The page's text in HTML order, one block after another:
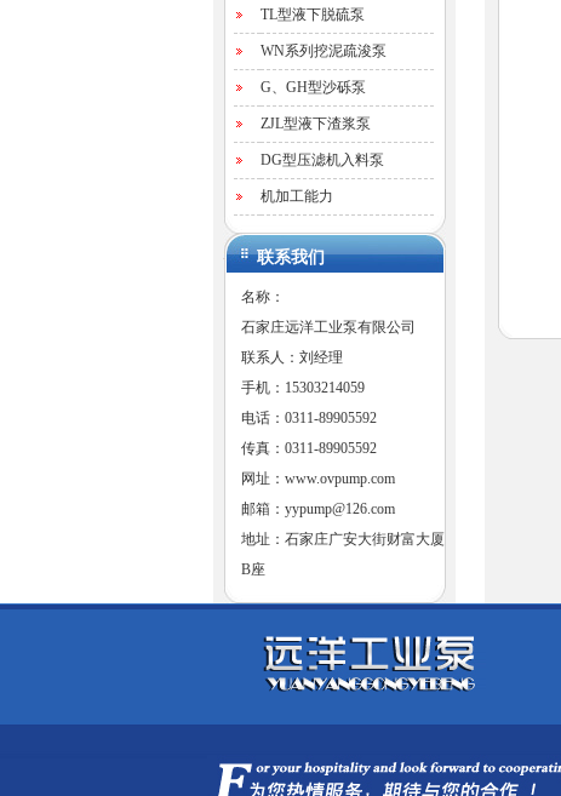
TL型液下脱硫泵
WN系列挖泥疏浚泵
G、GH型沙砾泵
ZJL型液下渣浆泵
DG型压滤机入料泵
机加工能力
联系我们
名称：
石家庄远洋工业泵有限公司
联系人：刘经理
手机：15303214059
电话：0311-89905592
传真：0311-89905592
网址： www.ovpump.com
邮箱： yypump@126.com
地址：石家庄广安大街财富大厦
B座